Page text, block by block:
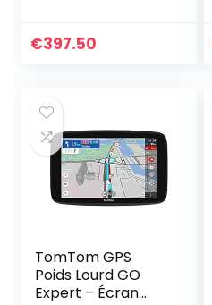
2008 2009 2010
€397.50
TomTom GPS
Poids Lourd GO
Expert – Écran